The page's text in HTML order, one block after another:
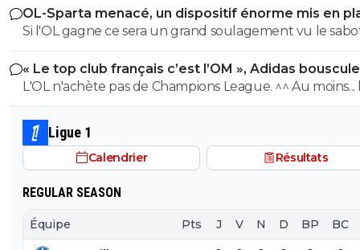
OL-Sparta menacé, un dispositif énorme mis en
Si l'OL gagne ce sera un grand soulagement vu le
incroyable du farfelu sans froc Fonseca au match allé.
perd ce sera aussi une grande victoire et une énorme
délivrance avec un possible licenciement de ce clown.
« Le top club français c’est l’OM », Adidas
PSG
L'OL n'achète pas de Champions League. ^^ Au moins... l'OM a
un point commun avec le PSG. Mdr Adidas ne se trompe pas
avec l'OL qui est une valeur sûre... contrairement à
Ligue 1
Calendrier Résultats
REGULAR SEASON
Équipe Pts J V N D BP BC